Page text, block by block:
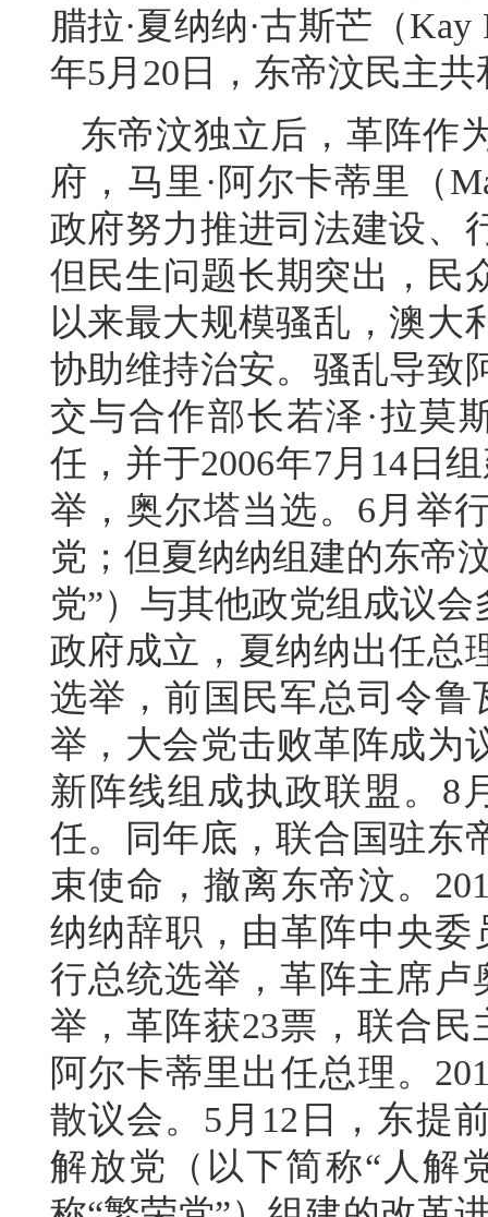
腊拉·夏纳纳·古斯芒（Kay
年5月20日，东帝汶民主
东帝汶独立后，革阵作
府，马里·阿尔卡蒂里（
政府努力推进司法建设、
但民生问题长期突出，民
以来最大规模骚乱，澳大
协助维持治安。骚乱导致
交与合作部长若泽·拉莫
任，并于2006年7月14日
举，奥尔塔当选。6月举
党；但夏纳纳组建的东帝
党”）与其他政党组成议
政府成立，夏纳纳出任总
选举，前国民军总司令
举，大会党击败革阵成为
新阵线组成执政联盟。8
任。同年底，联合国驻东
束使命，撤离东帝汶。
纳纳辞职，由革阵中央委
行总统选举，革阵主席
举，革阵获23票，联合
阿尔卡蒂里出任总理。
散议会。5月12日，东提
解放党（以下简称“人解